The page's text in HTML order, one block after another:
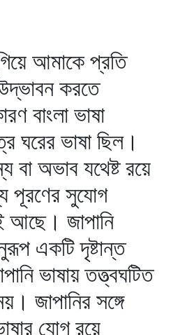
আমাকে প্রতি
করতে
বাংলা ভাষা
ঘরের ভাষা ছিল।
বা অভাব যথেষ্ট রয়ে
পূরণের সুযোগ
আছে। জাপানি
একটি দৃষ্টান্ত
ভাষায় তত্ত্বঘটিত
জাপানির সঙ্গে
যোগ রয়ে